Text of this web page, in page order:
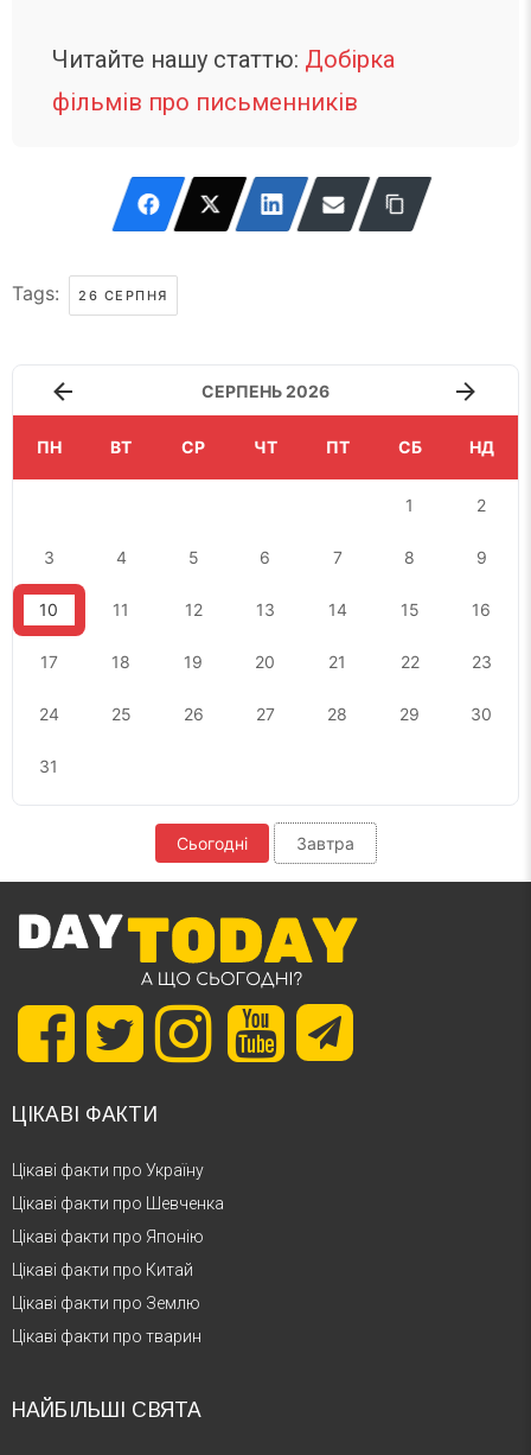
Читайте нашу статтю: Добірка
фільмів про письменників
Tags: 26 СЕРПНЯ
СЕРПЕНЬ 2026
ПН ВТ СР ЧТ ПТ СБ НД
1 2
3 4 5 6 7 8 9
10 11 12 13 14 15 16
17 18 19 20 21 22 23
24 25 26 27 28 29 30
31
Сьогодні Завтра
ЦІКАВІ ФАКТИ
Цікаві факти про Україну
Цікаві факти про Шевченка
Цікаві факти про Японію
Цікаві факти про Китай
Цікаві факти про Землю
Цікаві факти про тварин
НАЙБІЛЬШІ СВЯТА